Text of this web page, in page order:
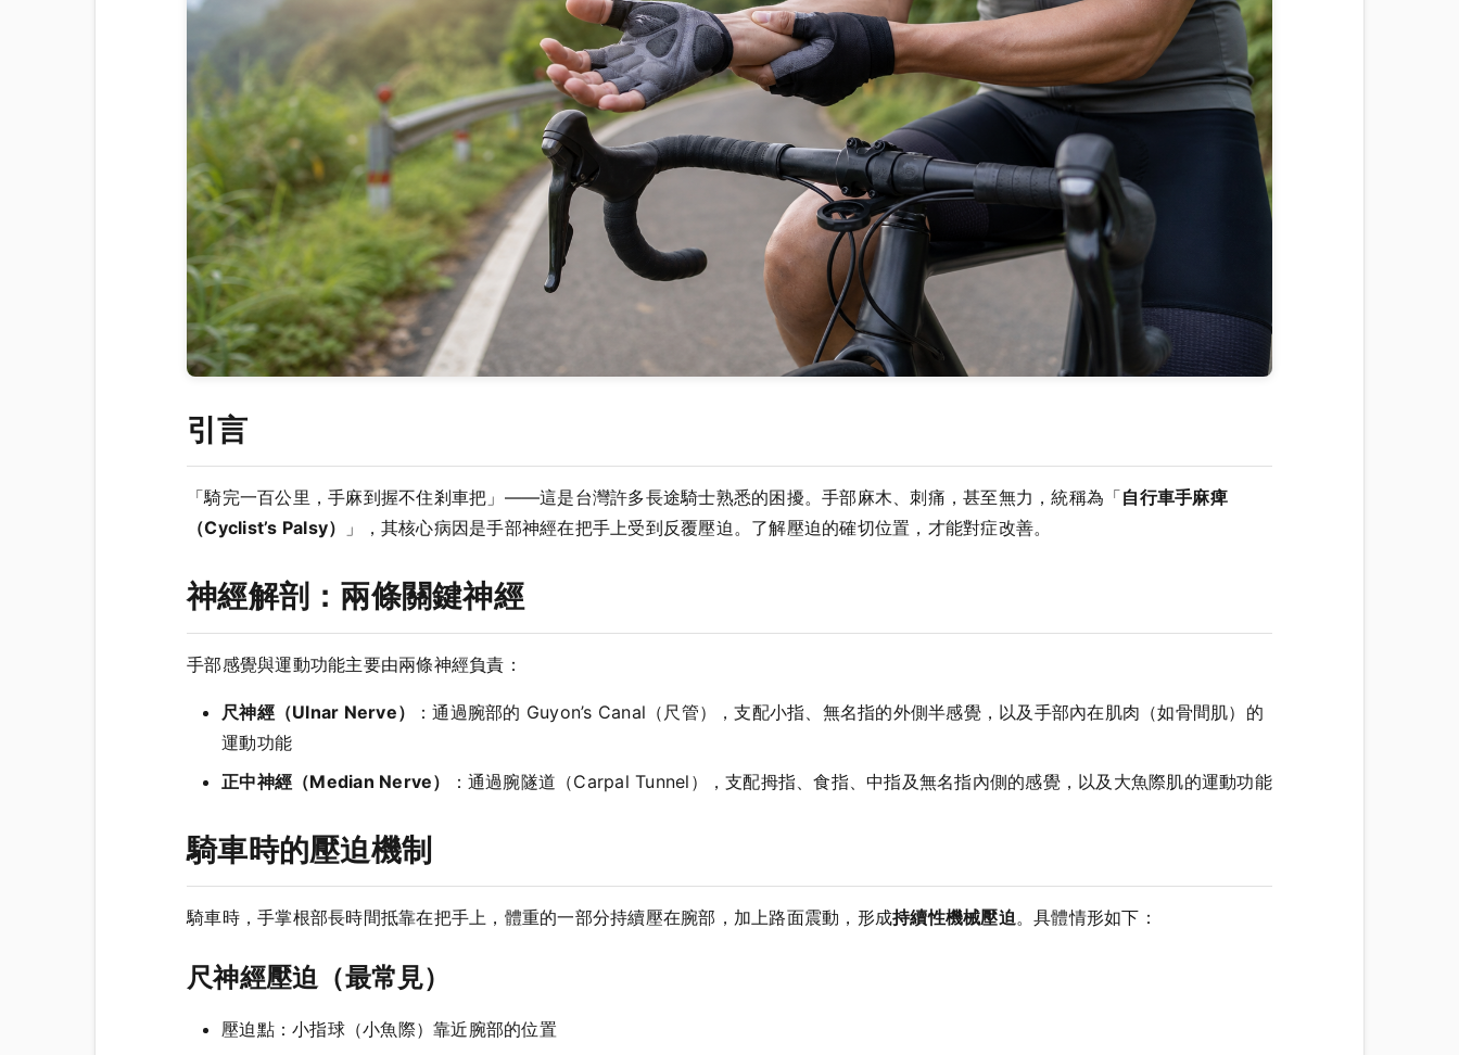
引言
「騎完一百公里，手麻到握不住剎車把」——這是台灣許多長途騎士熟悉的困擾。手部麻木、刺痛，甚至無力，統稱為「自行車手麻痺
（Cyclist’s Palsy）
」，其核心病因是手部神經在把手上受到反覆壓迫。了解壓迫的確切位置，才能對症改善。
神經解剖：兩條關鍵神經
手部感覺與運動功能主要由兩條神經負責：
尺神經（Ulnar Nerve）
：通過腕部的 Guyon’s Canal（尺管），支配小指、無名指的外側半感覺，以及手部內在肌肉（如骨間肌）的
運動功能
正中神經（Median Nerve）
：通過腕隧道（Carpal Tunnel），支配拇指、食指、中指及無名指內側的感覺，以及大魚際肌的運動功能
騎車時的壓迫機制
騎車時，手掌根部長時間抵靠在把手上，體重的一部分持續壓在腕部，加上路面震動，形成持續性機械壓迫 。具體情形如下：
尺神經壓迫（最常見）
壓迫點：小指球（小魚際）靠近腕部的位置